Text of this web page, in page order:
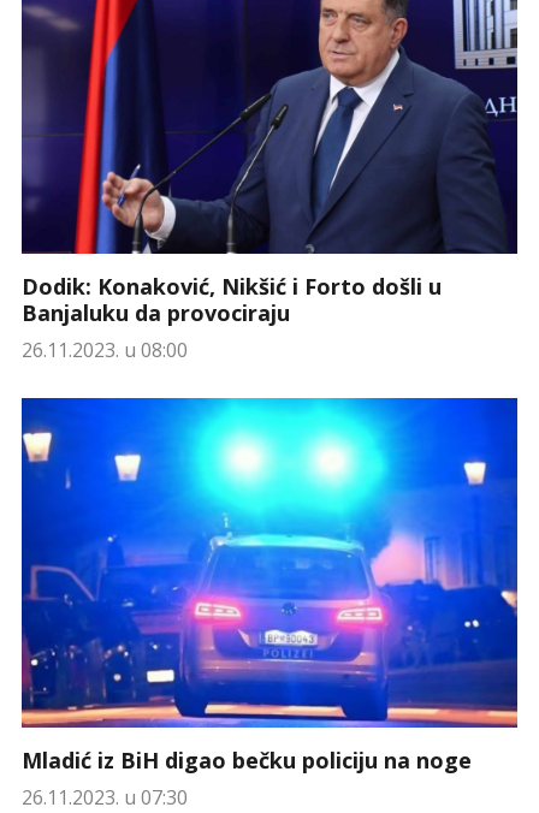
Dodik: Konaković, Nikšić i Forto došli u
Banjaluku da provociraju
26.11.2023. u 08:00
Mladić iz BiH digao bečku policiju na noge
26.11.2023. u 07:30